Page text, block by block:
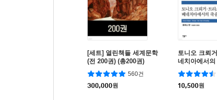
[세트] 열린책들 세계문학
(전 200권) (총200권)
560건
300,000원
토니오 크뢰
네치아에서
10,500원